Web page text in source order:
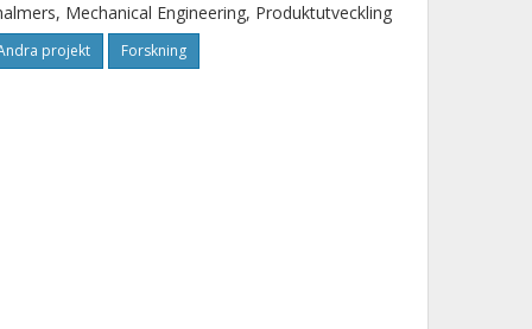
Mechanical Engineering, Produktutveckling
projekt Forskning